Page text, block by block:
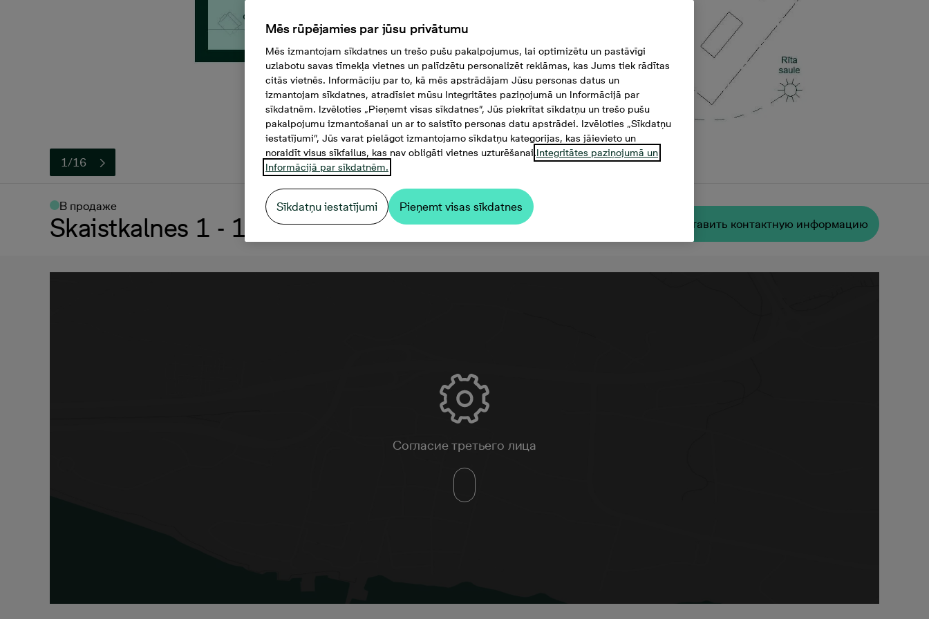
1/16
В продаже
Skaistkalnes 1 - 18, 152 000 €, 3 комнаты, 55,4 м² Oставить контактную информацию
Согласие третьего лица
Mēs rūpējamies par jūsu privātumu
Mēs izmantojam sīkdatnes un trešo pušu pakalpojumus, lai optimizētu un pastāvīgi
uzlabotu savas tīmekļa vietnes un palīdzētu personalizēt reklāmas, kas Jums tiek rādītas
citās vietnēs. Informāciju par to, kā mēs apstrādājam Jūsu personas datus un
izmantojam sīkdatnes, atradīsiet mūsu Integritātes paziņojumā un Informācijā par
sīkdatnēm. Izvēloties „Pieņemt visas sīkdatnes”, Jūs piekrītat sīkdatņu un trešo pušu
pakalpojumu izmantošanai un ar to saistīto personas datu apstrādei. Izvēloties „Sīkdatņu
iestatījumi”, Jūs varat pielāgot izmantojamo sīkdatņu kategorijas, kas jāievieto un
noraidīt visus sīkfailus, kas nav obligāti vietnes uzturēšanai.Integritātes paziņojumā un
Informācijā par sīkdatnēm.
Sīkdatņu iestatījumi Pieņemt visas sīkdatnes